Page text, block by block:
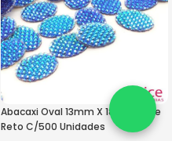
Abacaxi Oval 13mm X 18mm Base
Reto C/500 Unidades